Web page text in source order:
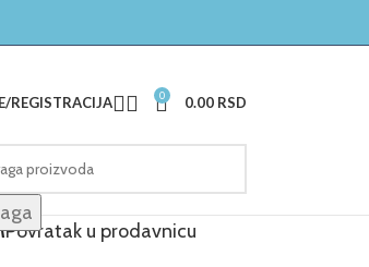
REGISTRACIJA 0 0.00 RSD
Povratak u prodavnicu